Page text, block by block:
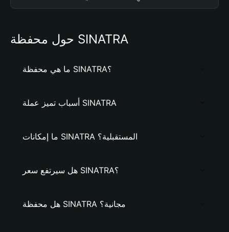
حول محفظة SINATRA
ما هي محفظة SINATRA؟
أسباب تميز عملة SINATRA
ما إمكانات SINATRA المستقبلية؟
هل سيرتفع سعر SINATRA؟
هل محفظة SINATRA مجانية؟